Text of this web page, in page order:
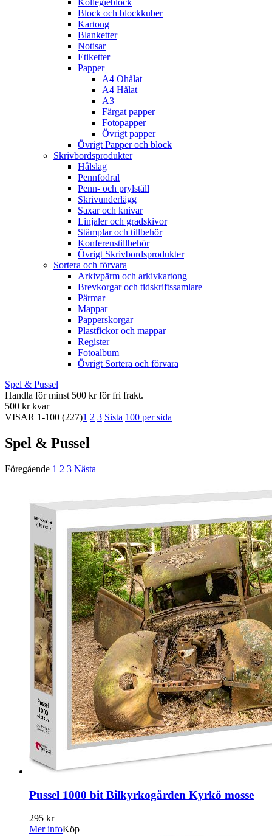
Kollegieblock
Block och blockkuber
Kartong
Blanketter
Notisar
Etiketter
Papper
A4 Ohålat
A4 Hålat
A3
Färgat papper
Fotopapper
Övrigt papper
Övrigt Papper och block
Skrivbordsprodukter
Hålslag
Pennfodral
Penn- och prylställ
Skrivunderlägg
Saxar och knivar
Linjaler och gradskivor
Stämplar och tillbehör
Konferenstillbehör
Övrigt Skrivbordsprodukter
Sortera och förvara
Arkivpärm och arkivkartong
Brevkorgar och tidskriftssamlare
Pärmar
Mappar
Papperskorgar
Plastfickor och mappar
Register
Fotoalbum
Övrigt Sortera och förvara
Spel & Pussel
Handla för minst 500 kr för fri frakt.
500 kr kvar
VISAR 1-100 (227)1 2 3 Sista 100 per sida
Spel & Pussel
Föregående 1 2 3 Nästa
Pussel 1000 bit Bilkyrkogården Kyrkö mosse
295 kr
Mer infoKöp